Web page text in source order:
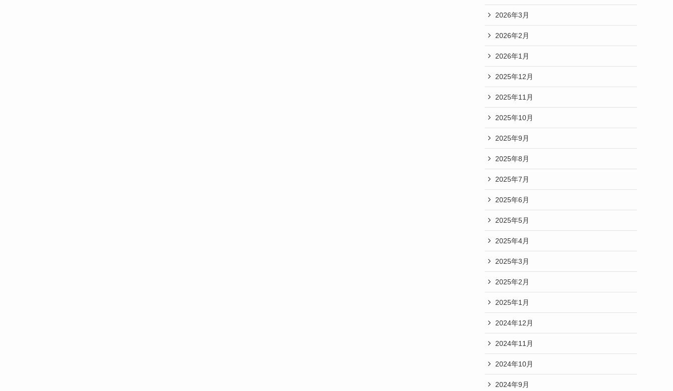
2026年3月
2026年2月
2026年1月
2025年12月
2025年11月
2025年10月
2025年9月
2025年8月
2025年7月
2025年6月
2025年5月
2025年4月
2025年3月
2025年2月
2025年1月
2024年12月
2024年11月
2024年10月
2024年9月